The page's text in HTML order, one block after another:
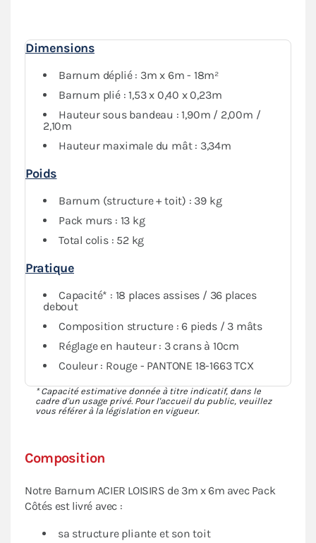
Composition
Notre Barnum ACIER LOISIRS de 3m x 6m avec Pack
Côtés est livré avec :
sa structure pliante et son toit
Dimensions
Barnum déplié : 3m x 6m - 18m²
Barnum plié : 1,53 x 0,40 x 0,23m
Hauteur sous bandeau : 1,90m / 2,00m /
2,10m
Hauteur maximale du mât : 3,34m
Poids
Barnum (structure + toit) : 39 kg
Pack murs : 13 kg
Total colis : 52 kg
Pratique
Capacité* : 18 places assises / 36 places
debout
Composition structure : 6 pieds / 3 mâts
Réglage en hauteur : 3 crans à 10cm
Couleur : Rouge - PANTONE 18-1663 TCX
* Capacité estimative donnée à titre indicatif, dans le
cadre d'un usage privé. Pour l'accueil du public, veuillez
vous référer à la législation en vigueur.